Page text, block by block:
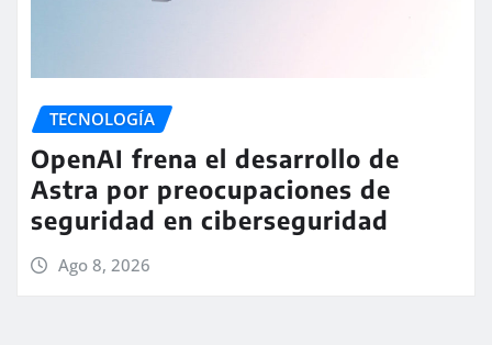
TECNOLOGÍA
OpenAI frena el desarrollo de
Astra por preocupaciones de
seguridad en ciberseguridad
Ago 8, 2026